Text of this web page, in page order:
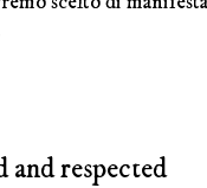
and respected